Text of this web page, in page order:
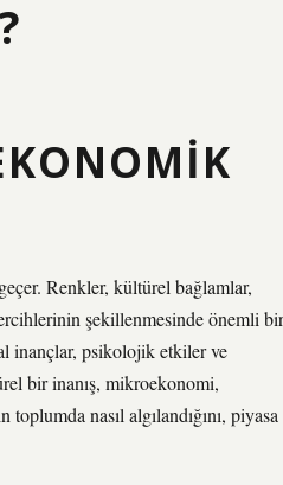
Renkler, kültürel bağlamlar,
şekillenmesinde önemli bir
inançlar, psikolojik etkiler ve
bir inanış, mikroekonomi,
nasıl algılandığını, piyasa